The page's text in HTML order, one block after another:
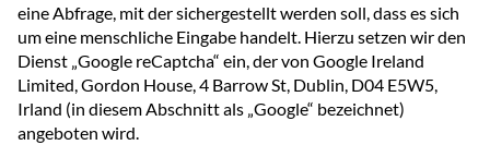
eine Abfrage, mit der sichergestellt werden soll, dass es sich
um eine menschliche Eingabe handelt. Hierzu setzen wir den
Dienst „Google reCaptcha“ ein, der von Google Ireland
Limited, Gordon House, 4 Barrow St, Dublin, D04 E5W5,
Irland (in diesem Abschnitt als „Google“ bezeichnet)
angeboten wird.